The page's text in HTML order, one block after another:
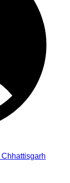
Chhattisgarh